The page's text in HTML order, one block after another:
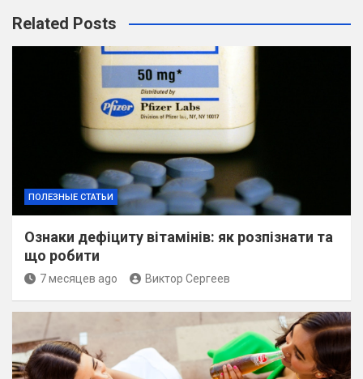
Related Posts
ПОЛЕЗНЫЕ СТАТЬИ
Ознаки дефіциту вітамінів: як розпізнати та
що робити
7 месяцев ago Виктор Сергеев